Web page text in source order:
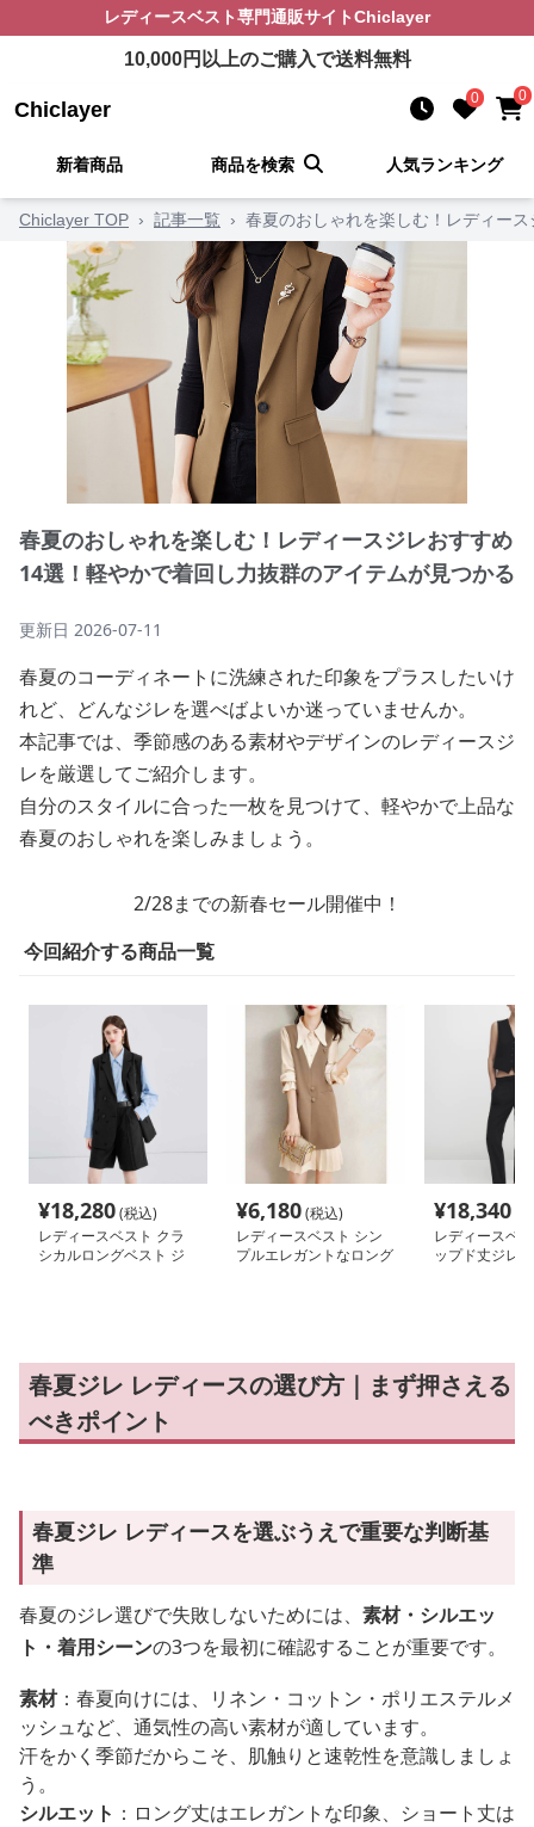
レディースベスト専門通販サイトChiclayer
10,000円以上のご購入で送料無料
Chiclayer 0 0
新着商品 商品を検索 人気ランキング
Chiclayer TOP › 記事一覧 › 春夏のおしゃれを楽しむ！レディー
春夏のおしゃれを楽しむ！レディースジレおすすめ
14選！軽やかで着回し力抜群のアイテムが見つかる
更新日 2026-07-11
春夏のコーディネートに洗練された印象をプラスしたいけ
れど、どんなジレを選べばよいか迷っていませんか。
本記事では、季節感のある素材やデザインのレディースジ
レを厳選してご紹介します。
自分のスタイルに合った一枚を見つけて、軽やかで上品な
春夏のおしゃれを楽しみましょう。
2/28までの新春セール開催中！
今回紹介する商品一覧
¥18,280(税込)
レディースベスト クラ
シカルロングベスト ジ
¥6,180(税込)
レディースベスト シン
プルエレガントなロング
¥18,340
レディースベ
ップド丈ジレ
春夏ジレ レディースの選び方｜まず押さえる
べきポイント
春夏ジレ レディースを選ぶうえで重要な判断基
準
春夏のジレ選びで失敗しないためには、 素材・シルエッ
ト・着用シーンの3つを最初に確認することが重要です。
素材：春夏向けには、リネン・コットン・ポリエステルメ
ッシュなど、通気性の高い素材が適しています。
汗をかく季節だからこそ、肌触りと速乾性を意識しましょ
う。
シルエット ：ロング丈はエレガントな印象、ショート丈は